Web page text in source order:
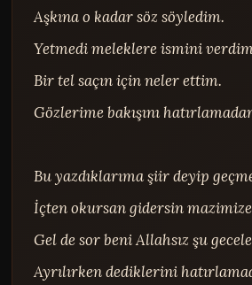
Aşkına o kadar söz söyledim.
Yetmedi meleklere ismini
Bir tel saçın için neler ettim.
Gözlerime bakışını
Bu yazdıklarıma şiir deyip
İçten okursan gidersin
Gel de sor beni Allahsız şu
Ayrılırken dediklerini